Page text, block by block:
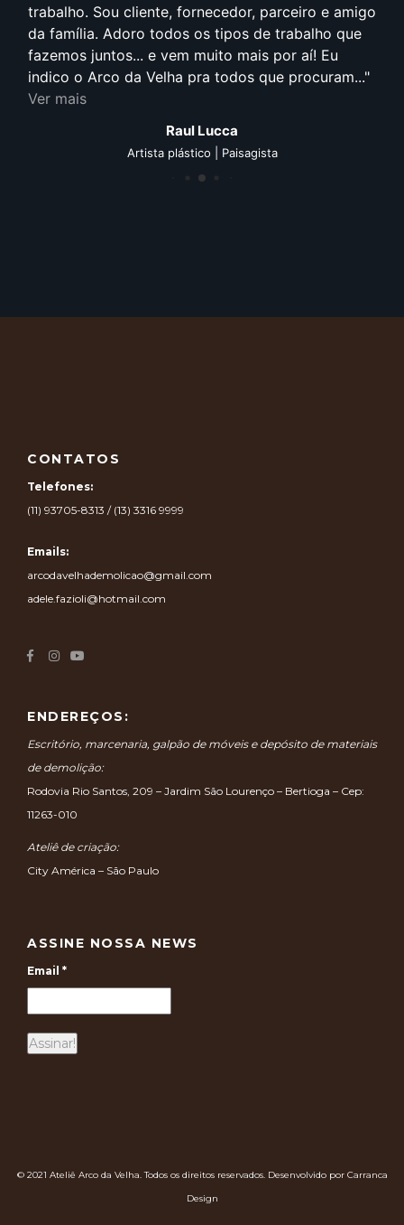
trabalho. Sou cliente, fornecedor, parceiro e amigo
da família. Adoro todos os tipos de trabalho que
fazemos juntos... e vem muito mais por aí! Eu
indico o Arco da Velha pra todos que procuram...
Ver mais
Raul Lucca
Artista plástico | Paisagista
CONTATOS
Telefones:
(11) 93705-8313 / (13) 3316 9999
Emails:
arcodavelhademolicao@gmail.com
adele.fazioli@hotmail.com
ENDEREÇOS:
Escritório, marcenaria, galpão de móveis e depósito de materiais
de demolição:
Rodovia Rio Santos, 209 – Jardim São Lourenço – Bertioga – Cep:
11263-010
Ateliê de criação:
City América – São Paulo
ASSINE NOSSA NEWS
Email *
© 2021 Ateliê Arco da Velha. Todos os direitos reservados. Desenvolvido por Carranca
Design